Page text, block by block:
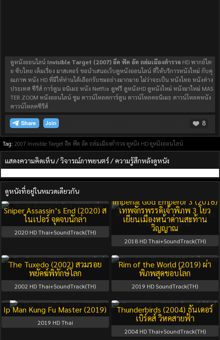
ดูหนังออนไลน์ Invisible Target (2007) อึด ฟัด อัด ถล่มเมืองตำรวจ HD พากย์ไท
ย ซับไทย เต็มเรื่อง มาสเตอร์ ขอนำเสนอเว็บดูหนังออนไลน์ ที่ให้บริการหนังใหม่ กับคุ
ณภาพ หนัง HD ที่มีให้ท่านได้เลือกรับชมอย่างมากมาย ไม่ว่าจะเป็น หนังไทย หนังต่าง
ประเทศ ซีรีส์ การ์ตูน อนิเมะ หนัง Netflix ดูฟรี ดูหนังHD ดูหนังใหม่ หนังมาใหม่ MAS
TER ZOOM หนังออนไลน์ ซูม ดาวน์โหลดการ์ตูน ดาวน์โหลดอนิเมะ ดาวน์โหลดหนัง
ดาวน์โหลดซีรีส์
Join 8
Tag: 2007 Invisible Target อึด ฟัด อัด ถล่มเมืองตำรวจ ดูหนัง HD ดูหนังออนไลน์
แสดงความคิดเห็น / วิจารณ์ภาพยนตร์ / ความรู้สึกหลังดูหนัง
ดูหนังที่อยู่ในหมวดเดียวกัน
Sniper Assassin’s End (2020) ส
ไนเปอร์ จุดจบนักล่า
2020 HD Thai+SoundTrack(TH)
Imperial God Emperor 3 (2018)
เทพจักรพรรดิเจ้าพิภพ 3 โยว
เยียนเมืองหน้าด่านสะท้าน
วิญญาณ
2018HD Thai+SoundTrack(TH)
The Tuxedo (2002) สวมรอย
พยัคฆ์พิทักษ์โลก
2002 HD Thai+SoundTrack(TH)
Rim of the World (2019) ผ่า
พิภพสุดขอบโลก
2019 HD SoundTrack(TH)
Ip Man Kung Fu Master (2019)
2019 HD Thai
Thunderbirds (2004) ธันเดอร์
เบิร์ดส์ วิหคสายฟ้า
2004HD Thai+SoundTrack(TH)
Season 1 Full